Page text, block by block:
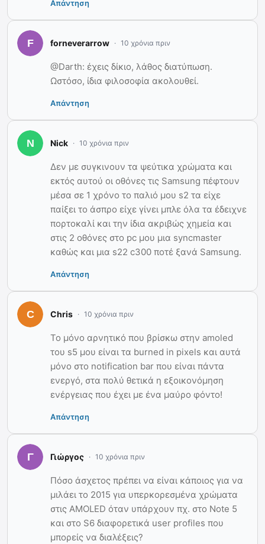
Απάντηση
forneverarrow 10 χρόνια πριν
@Darth: έχεις δίκιο, λάθος διατύπωση.
Ωστόσο, ίδια φιλοσοφία ακολουθεί.
Απάντηση
Nick 10 χρόνια πριν
Δεν με συγκινουν τα ψεύτικα χρώματα και
εκτός αυτού οι οθόνες τις Samsung πέφτουν
μέσα σε 1 χρόνο το παλιό μου s2 τα είχε
παίξει το άσπρο είχε γίνει μπλε όλα τα έδειχνε
πορτοκαλί και την ίδια ακριβώς χημεία και
στις 2 οθόνες στο pc μου μια syncmaster
καθώς και μια s22 c300 ποτέ ξανά Samsung.
Απάντηση
Chris 10 χρόνια πριν
Το μόνο αρνητικό που βρίσκω στην amoled
του s5 μου είναι τα burned in pixels και αυτά
μόνο στο notification bar που είναι πάντα
ενεργό, στα πολύ θετικά η εξοικονόμηση
ενέργειας που έχει με ένα μαύρο φόντο!
Απάντηση
Γιώργος 10 χρόνια πριν
Πόσο άσχετος πρέπει να είναι κάποιος για να
μιλάει το 2015 για υπερκορεσμένα χρώματα
στις AMOLED όταν υπάρχουν πχ. στο Note 5
και στο S6 διαφορετικά user profiles που
μπορείς να διαλέξεις?